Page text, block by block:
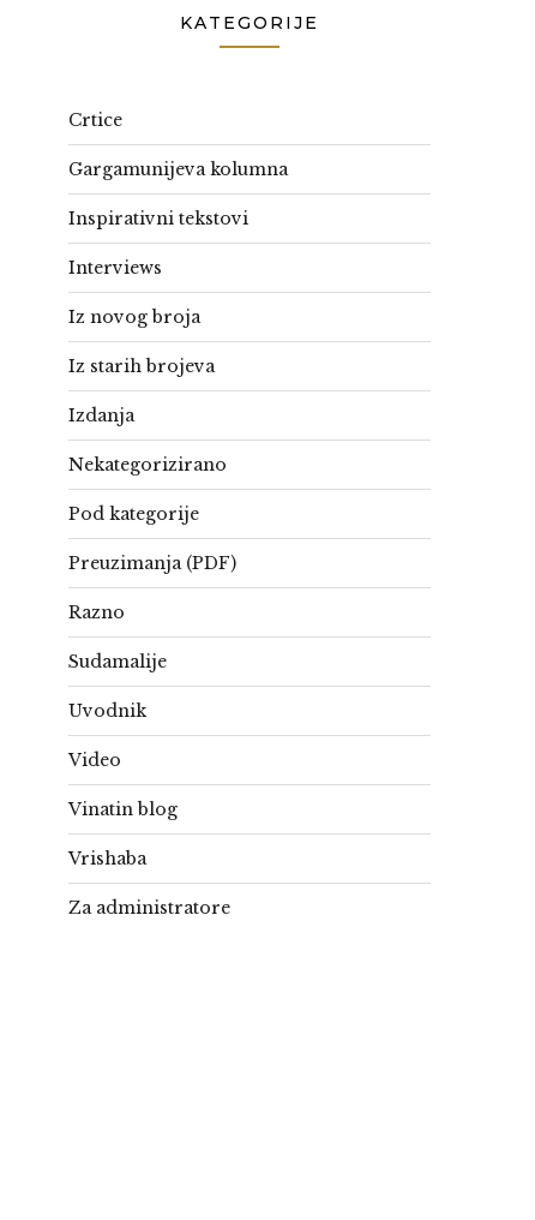
KATEGORIJE
Crtice
Gargamunijeva kolumna
Inspirativni tekstovi
Interviews
Iz novog broja
Iz starih brojeva
Izdanja
Nekategorizirano
Pod kategorije
Preuzimanja (PDF)
Razno
Sudamalije
Uvodnik
Video
Vinatin blog
Vrishaba
Za administratore